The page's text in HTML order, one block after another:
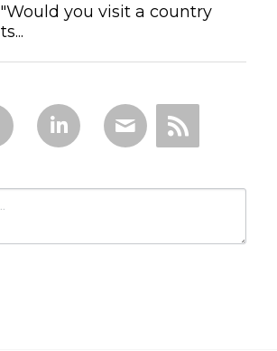
you visit a country